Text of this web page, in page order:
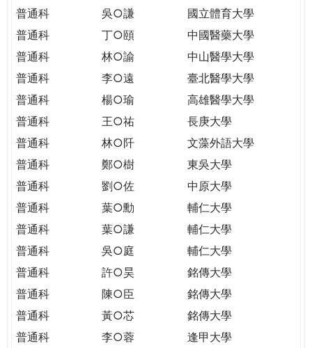
民。
WAGOR
TODAY
THE
WORLD
TOMORROW
PUTTING
YOU
THE
PATH
CITIZENSHIP
普通科
吳○謙
國立體育大學
普通科
丁○頤
中國醫藥大學
普通科
林○諭
中山醫學大學
普通科
李○遠
臺北醫學大學
普通科
楊○瑜
高雄醫學大學
普通科
王○祐
長庚大學
普通科
林○阡
文藻外語大學
普通科
鄭○樹
東吳大學
普通科
劉○佐
中原大學
普通科
葉○勳
輔仁大學
普通科
葉○謙
輔仁大學
普通科
吳○庭
輔仁大學
普通科
許○昊
銘傳大學
普通科
陳○臣
銘傳大學
普通科
黃○芯
銘傳大學
普通科
李○蓉
逢甲大學